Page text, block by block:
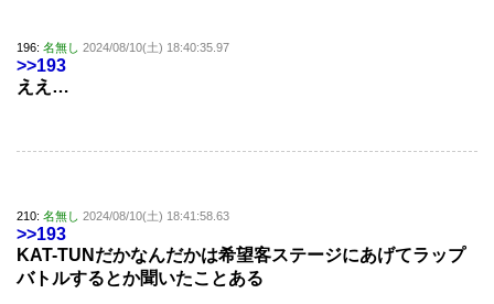
196: 名無し 2024/08/10(土) 18:40:35.97
>>193
ええ…
210: 名無し 2024/08/10(土) 18:41:58.63
>>193
KAT-TUNだかなんだかは希望客ステージにあげてラップ
バトルするとか聞いたことある